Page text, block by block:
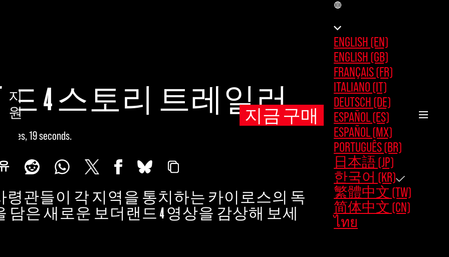
지
원
지금 구매
ENGLISH (EN)
ENGLISH (GB)
FRANÇAIS (FR)
ITALIANO (IT)
DEUTSCH (DE)
ESPAÑOL (ES)
ESPAÑOL (MX)
PORTUGUÊS (BR)
日本語 (JP)
한국어 (KR)
繁體中文 (TW)
简体中文 (CN)
ไทย
4 스토리 트레일러
19 seconds
령관들이 각 지역을 통치하는 카이로스의 독
담은 새로운 보더랜드 4 영상을 감상해 보세